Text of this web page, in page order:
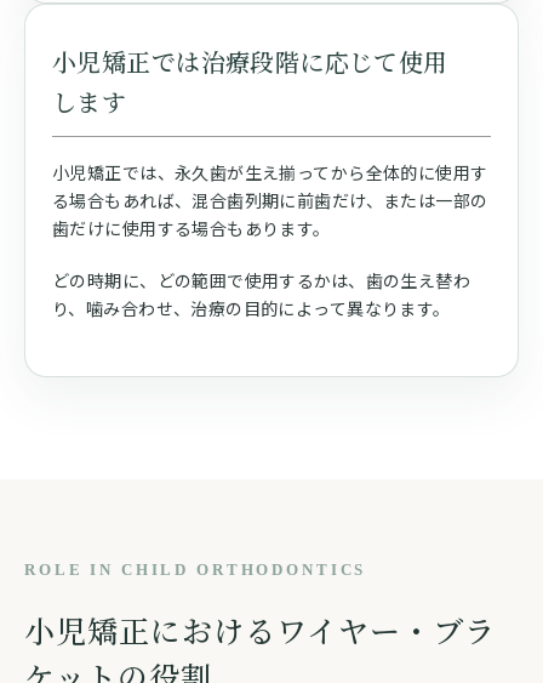
小児矯正では治療段階に応じて使用
します
小児矯正では、永久歯が生え揃ってから全体的に使用す
る場合もあれば、混合歯列期に前歯だけ、または一部の
歯だけに使用する場合もあります。
どの時期に、どの範囲で使用するかは、歯の生え替わ
り、噛み合わせ、治療の目的によって異なります。
ROLE IN CHILD ORTHODONTICS
小児矯正におけるワイヤー・ブラ